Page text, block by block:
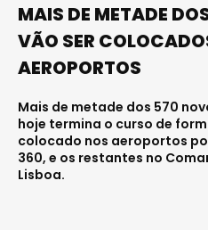
MAIS DE METADE
VÃO SER
AEROPORTOS
Mais de metade dos 570
hoje termina o curso de
colocado nos aeroportos
360, e os restantes no
Lisboa.